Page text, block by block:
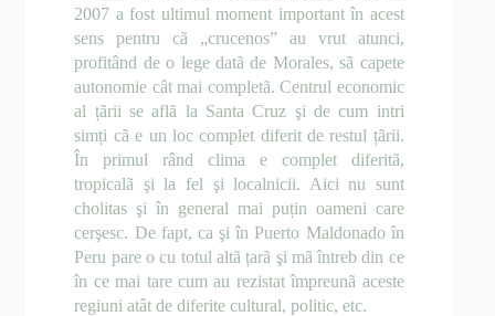
2007 a fost ultimul moment important în acest
sens pentru cã „crucenos” au vrut atunci,
profitând de o lege datã de Morales, sã capete
autonomie cât mai completã. Centrul economic
al țãrii se aflã la Santa Cruz şi de cum intri
simți cã e un loc complet diferit de restul țãrii.
În primul rând clima e complet diferitã,
tropicalã şi la fel şi localnicii. Aici nu sunt
cholitas şi în general mai puțin oameni care
cerşesc. De fapt, ca şi în Puerto Maldonado în
Peru pare o cu totul altã țarã şi mã întreb din ce
în ce mai tare cum au rezistat împreunã aceste
regiuni atât de diferite cultural, politic, etc.